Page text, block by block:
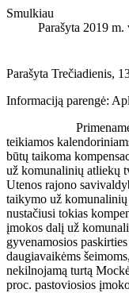
Smulkiau
Parašyta 2019 m.
Parašyta Trečiadienis,
Informaciją parengė:
Primename, kad
teikiamos
būtų taikoma
už komunalinių atliekų
Utenos rajono
taikymo už
nustačiusi tokias
įmokos dalį už
gyvenamosios
daugiavaikėms
nekilnojamą turtą
proc. pastoviosios